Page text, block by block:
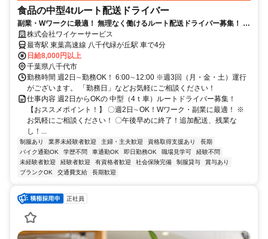
食品の中型4tルート配送ドライバー
副業・Wワークに最適！ 無理なく働けるルート配送ドライバー募集！ 1
箇所積み、1箇所降ろし！
株式会社ワイケーサービス
最寄駅 東葉高速線 八千代緑が丘駅 車で4分
日給8,000円以上
千葉県八千代市
勤務時間 週2日∼勤務OK！ 6:00∼12:00 ※週3回（月・金・土）運行
がございます。 「勤務日」などお気軽にご相談ください！
仕事内容 週2日からOKの 中型（4ｔ車）ルートドライバー募集！
【おススメポイント！】 〇週2日∼OK！Wワーク・副業に最適！ ※
お気軽にご相談ください！ 〇午後早めに終了！追加配送、残業な
し！...
制服あり 業界未経験者歓迎 主婦・主夫歓迎 資格取得支援あり
長期
バイク通勤OK
学歴不問 車通勤OK 即日勤務OK 職場見学可
経験不問
未経験者歓迎
経験者歓迎 有資格者歓迎 社会保険完備 制服貸与
賞与あり
ブランクOK
交通費支給 長期歓迎
正社員